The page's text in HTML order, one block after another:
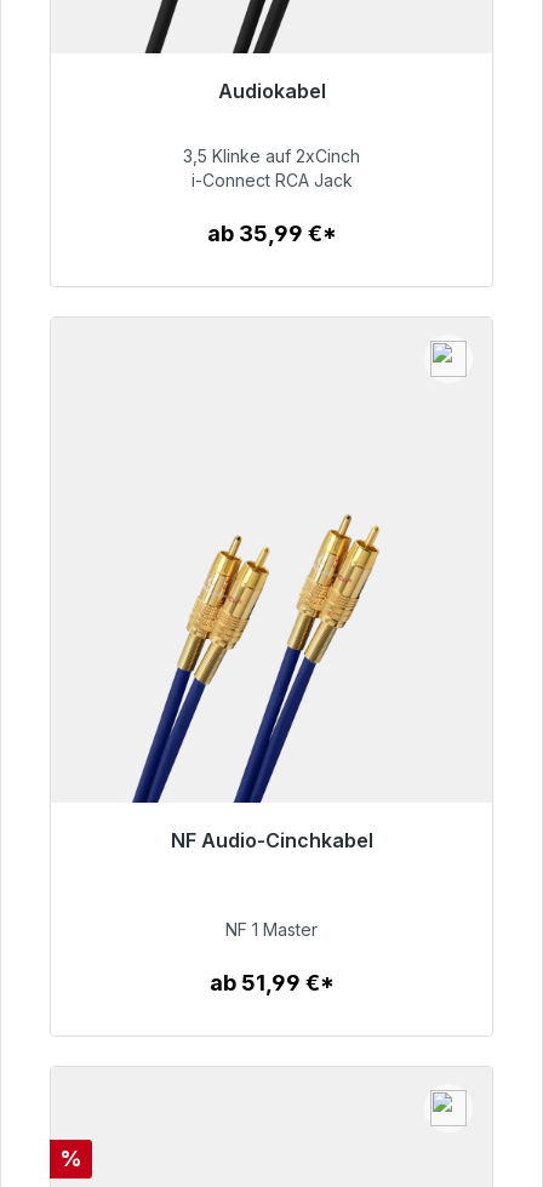
Audiokabel
51,99 €
3,5 Klinke auf 2xCinch
i-Connect RCA Jack
ab 35,99 €*
NF Audio-Cinchkabel
99,00 €
NF 1 Master
ab 51,99 €*
Rabatt
%